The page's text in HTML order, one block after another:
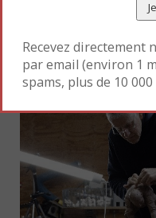
prennent plusieurs
réaliser.
Recevez directement
par email (environ 1
spams, plus de 10